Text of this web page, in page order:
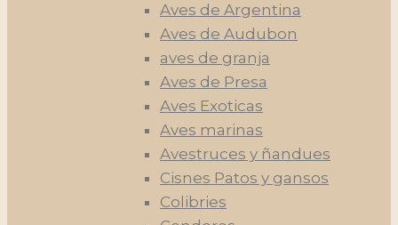
Aves de Argentina
Aves de Audubon
aves de granja
Aves de Presa
Aves Exoticas
Aves marinas
Avestruces y ñandues
Cisnes Patos y gansos
Colibries